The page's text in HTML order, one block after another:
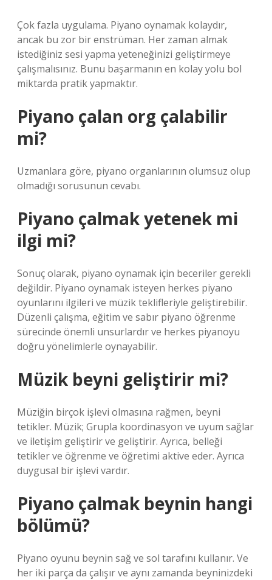
Çok fazla uygulama. Piyano oynamak kolaydır,
ancak bu zor bir enstrüman. Her zaman almak
istediğiniz sesi yapma yeteneğinizi geliştirmeye
çalışmalısınız. Bunu başarmanın en kolay yolu bol
miktarda pratik yapmaktır.
Piyano çalan org çalabilir
mi?
Uzmanlara göre, piyano organlarının olumsuz olup
olmadığı sorusunun cevabı.
Piyano çalmak yetenek mi
ilgi mi?
Sonuç olarak, piyano oynamak için beceriler gerekli
değildir. Piyano oynamak isteyen herkes piyano
oyunlarını ilgileri ve müzik teklifleriyle geliştirebilir.
Düzenli çalışma, eğitim ve sabır piyano öğrenme
sürecinde önemli unsurlardır ve herkes piyanoyu
doğru yönelimlerle oynayabilir.
Müzik beyni geliştirir mi?
Müziğin birçok işlevi olmasına rağmen, beyni
tetikler. Müzik; Grupla koordinasyon ve uyum sağlar
ve iletişim geliştirir ve geliştirir. Ayrıca, belleği
tetikler ve öğrenme ve öğretimi aktive eder. Ayrıca
duygusal bir işlevi vardır.
Piyano çalmak beynin hangi
bölümü?
Piyano oyunu beynin sağ ve sol tarafını kullanır. Ve
her iki parça da çalışır ve aynı zamanda beyninizdeki